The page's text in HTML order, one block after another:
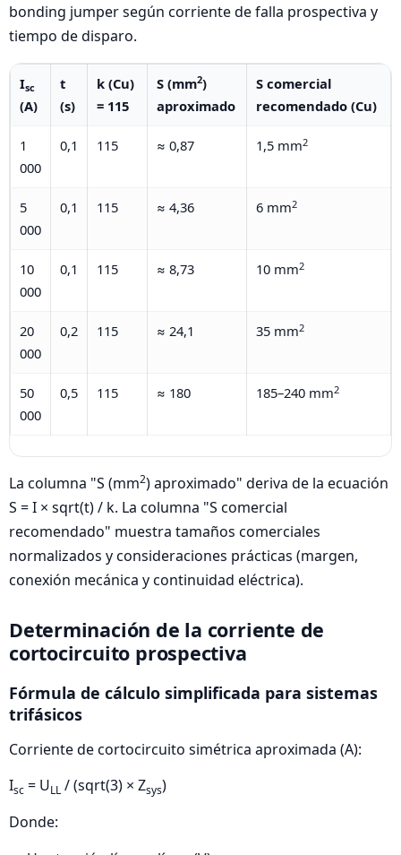
bonding jumper según corriente de falla prospectiva y
tiempo de disparo.
Isc
(A)
t
(s)
k (Cu)
= 115
S (mm2)
aproximado
S comercial
recomendado (Cu)
1
000
0,1 115 ≈ 0,87 1,5 mm2
5
000
0,1 115 ≈ 4,36 6 mm2
10
000
0,1 115 ≈ 8,73 10 mm2
20
000
0,2 115 ≈ 24,1 35 mm2
50
000
0,5 115 ≈ 180 185–240 mm2
La columna "S (mm2) aproximado" deriva de la ecuación
S = I × sqrt(t) / k. La columna "S comercial
recomendado" muestra tamaños comerciales
normalizados y consideraciones prácticas (margen,
conexión mecánica y continuidad eléctrica).
Determinación de la corriente de
cortocircuito prospectiva
Fórmula de cálculo simplificada para sistemas
trifásicos
Corriente de cortocircuito simétrica aproximada (A):
Isc = ULL / (sqrt(3) × Zsys)
Donde: